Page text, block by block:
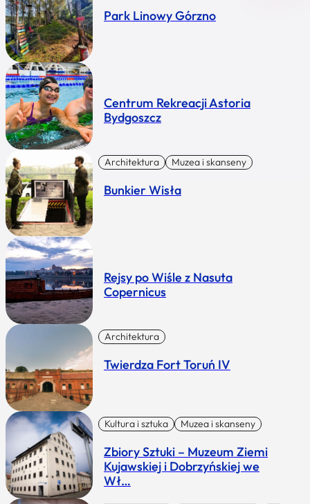
Park Linowy Górzno
Centrum Rekreacji Astoria
Bydgoszcz
Architektura Muzea i skanseny
Bunkier Wisła
Rejsy po Wiśle z Nasuta
Copernicus
Architektura
Twierdza Fort Toruń IV
Kultura i sztuka Muzea i skanseny
Zbiory Sztuki – Muzeum Ziemi
Kujawskiej i Dobrzyńskiej we
Wł…